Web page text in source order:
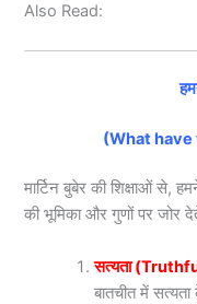
Also Read:
(What
मार्टिन बुबेर की शिक्षाओं से,
की भूमिका और गुणों पर जोर
सत्यता
बातचीत में